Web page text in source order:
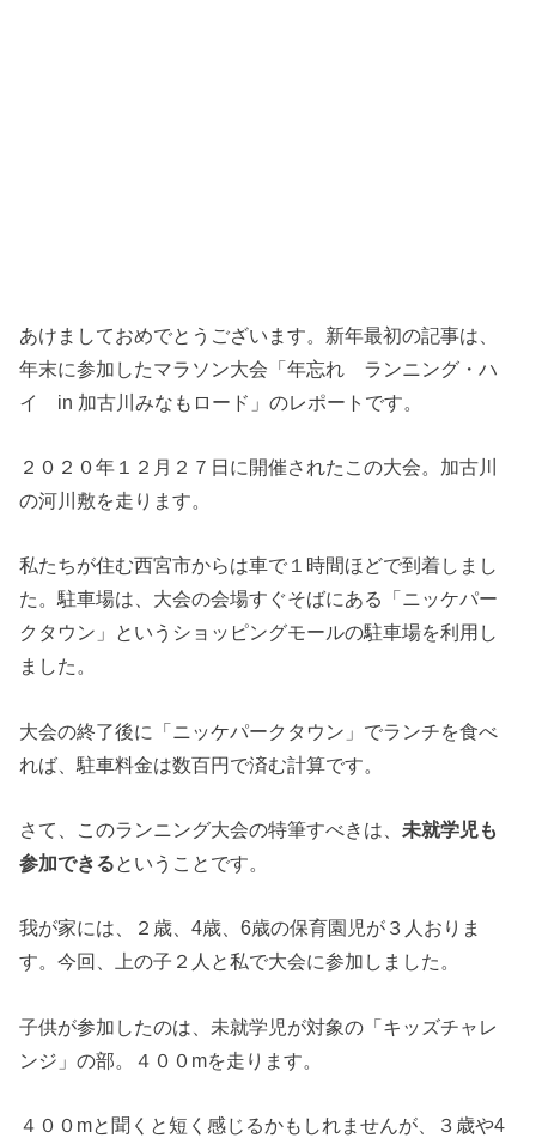
あけましておめでとうございます。新年最初の記事は、
年末に参加したマラソン大会「年忘れ ランニング・ハ
イ in 加古川みなもロード」のレポートです。
２０２０年１２月２７日に開催されたこの大会。加古川
の河川敷を走ります。
私たちが住む西宮市からは車で１時間ほどで到着しまし
た。駐車場は、大会の会場すぐそばにある「ニッケパー
クタウン」というショッピングモールの駐車場を利用し
ました。
大会の終了後に「ニッケパークタウン」でランチを食べ
れば、駐車料金は数百円で済む計算です。
さて、このランニング大会の特筆すべきは、未就学児も
参加できるということです。
我が家には、２歳、4歳、6歳の保育園児が３人おりま
す。今回、上の子２人と私で大会に参加しました。
子供が参加したのは、未就学児が対象の「キッズチャレ
ンジ」の部。４００mを走ります。
４００mと聞くと短く感じるかもしれませんが、３歳や4